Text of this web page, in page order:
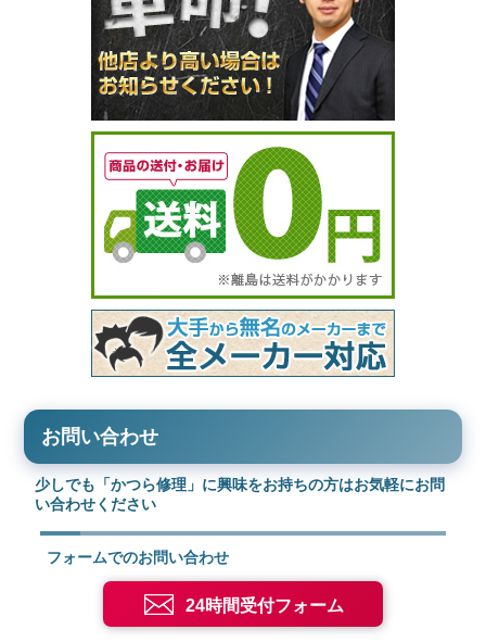
お問い合わせ
少しでも「かつら修理」に興味をお持ちの方はお気軽にお問
い合わせください
フォームでのお問い合わせ
24時間受付フォーム